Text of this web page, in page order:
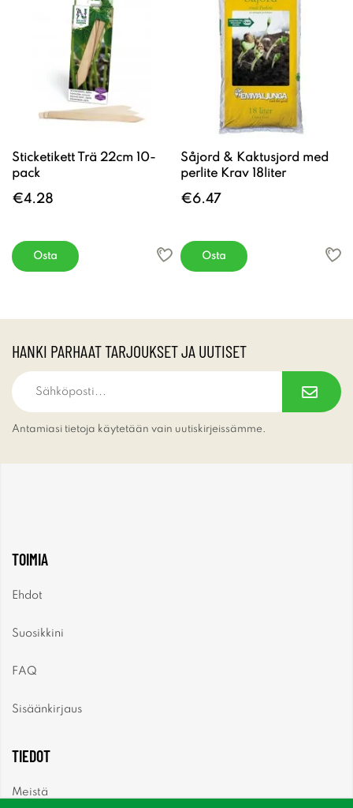
Sticketikett Trä 22cm 10-
pack
€4.28
Osta
Såjord & Kaktusjord med
perlite Krav 18liter
€6.47
Osta
HANKI PARHAAT TARJOUKSET JA UUTISET
Antamiasi tietoja käytetään vain uutiskirjeissämme.
TOIMIA
Ehdot
Suosikkini
FAQ
Sisäänkirjaus
TIEDOT
Meistä